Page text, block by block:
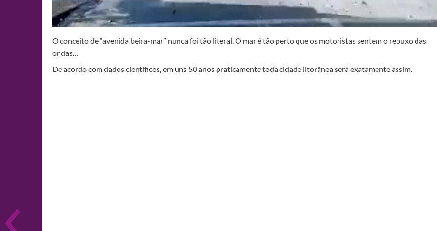
O conceito de “avenida beira-mar” nunca foi tão literal. O mar é tão perto que os motoristas sentem o repuxo das
ondas…
De acordo com dados científicos, em uns 50 anos praticamente toda cidade litorânea será exatamente assim.